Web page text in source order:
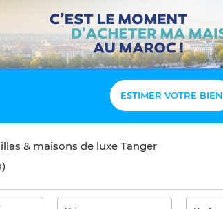
ESTIMER VOTRE BIEN
& maisons de luxe Tanger
)